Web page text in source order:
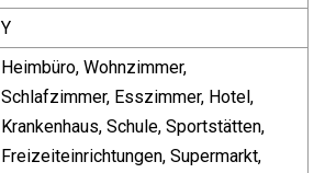
Y
Heimbüro, Wohnzimmer,
Schlafzimmer, Esszimmer, Hotel,
Krankenhaus, Schule, Sportstätten,
Freizeiteinrichtungen, Supermarkt,